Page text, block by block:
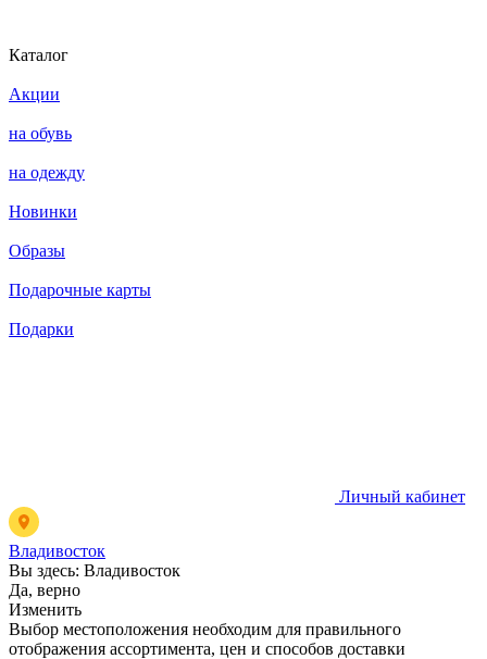
Каталог
Акции
на обувь
на одежду
Новинки
Образы
Подарочные карты
Подарки
Личный кабинет
Владивосток
Вы здесь: Владивосток
Да, верно
Изменить
Выбор местоположения необходим для правильного
отображения ассортимента, цен и способов доставки